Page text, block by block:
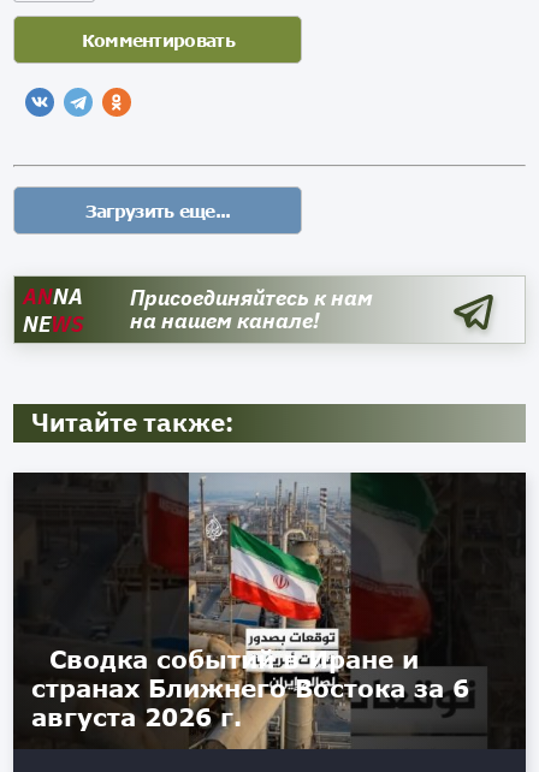
ANNA
NEWS
Присоединяйтесь к нам
на нашем канале!
Читайте также:
Сводка событий в Иране и
странах Ближнего Востока за 6
августа 2026 г.